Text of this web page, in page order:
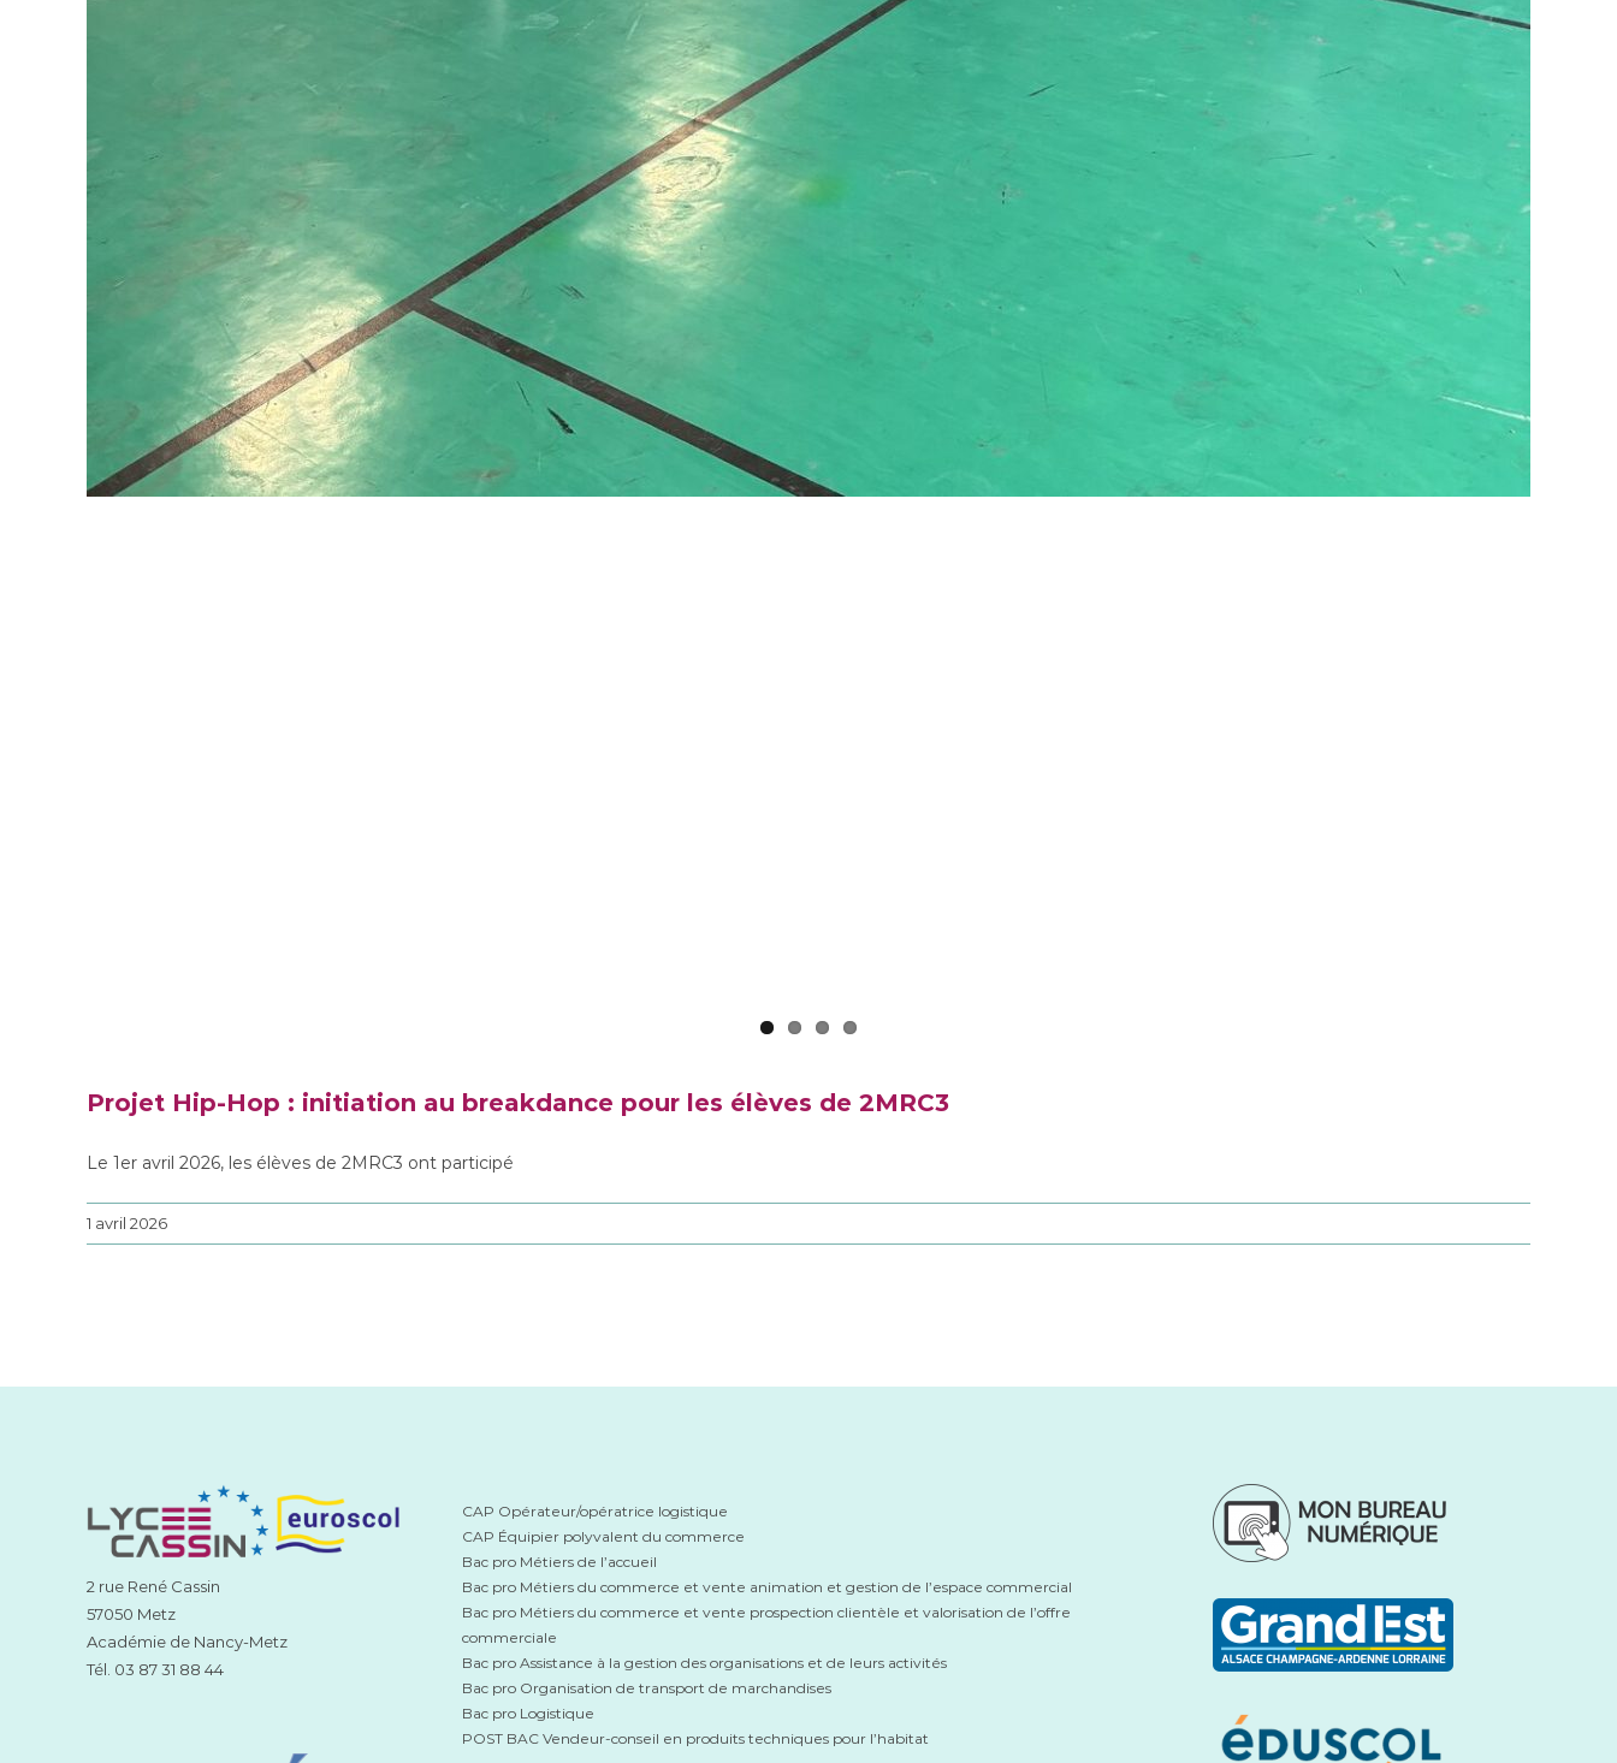
Projet Hip-Hop : initiation au breakdance pour les élèves de 2MRC3
Le 1er avril 2026, les élèves de 2MRC3 ont participé
1 avril 2026
2 rue René Cassin
57050 Metz
Académie de Nancy-Metz
Tél. 03 87 31 88 44
CAP Opérateur/opératrice logistique
CAP Équipier polyvalent du commerce
Bac pro Métiers de l’accueil
Bac pro Métiers du commerce et vente animation et gestion de l’espace commercial
Bac pro Métiers du commerce et vente prospection clientèle et valorisation de l’offre
commerciale
Bac pro Assistance à la gestion des organisations et de leurs activités
Bac pro Organisation de transport de marchandises
Bac pro Logistique
POST BAC Vendeur-conseil en produits techniques pour l’habitat